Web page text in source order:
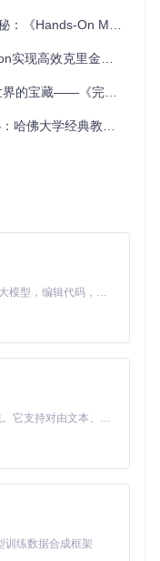
for Algorithmic Trading》
现高效克里金插值
SWIFT报文标准实用手册》
to Probability》推荐
Claude Code 的开源替代方案。连接任意大模型，编辑代码，运行命令，自动验证 — 全自动执行。用 Rust 构建，极致性能。 ｜ An open-source alternative to Claude Code. Connect any LLM, edit code, run commands, and verify changes — autonomously. Built in Rust for speed. Get Started
MiniMax H3 是一个通用的全模态生成系统。它支持对由文本、图像、视频和音频组成的多模态上下文进行统一理解，并能生成分辨率高达 2K、时长可达 15 秒的带原生立体声音频的视频。得益于面向任务泛化的系统设计，H3 在预训练阶段就已具备广泛的多模态上下文理解与生成能力，能够出色地执行复杂的多模态指令。
训练数据合成框架